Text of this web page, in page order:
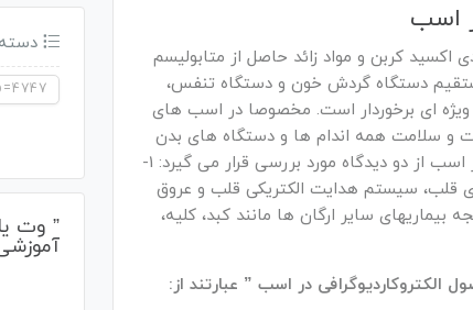
اسب
کربن و مواد زائد حاصل از متابولیسم
دستگاه گردش خون و دستگاه تنفس،
ویژه ای برخوردار است. مخصوصا در اسب های
و سلامت همه اندام ها و دستگاه های بدن
بستگی به فعالیت طبیعی سیستم قلبی – عروقی دارد. کلا بیماری های قلبی در اسب از دو دیدگاه مورد بررسی قرار می گیرد: 1-
قلب، سیستم هدایت الکتریکی قلب و عروق
قلب که در نتیجه بیماریهای سایر ارگان ها مانند کبد، کلیه،
در اسب ” عبارتند از:
” وت